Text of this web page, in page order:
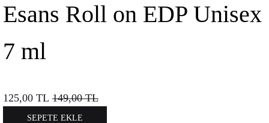
Esans Roll on EDP Unisex
7 ml
125,00 TL 149,00TL
SEPETE EKLE